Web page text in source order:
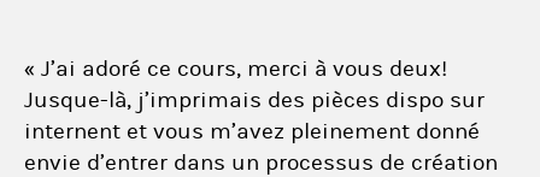
« J’ai adoré ce cours, merci à vous deux!
Jusque-là, j’imprimais des pièces dispo sur
internent et vous m’avez pleinement donné
envie d’entrer dans un processus de création